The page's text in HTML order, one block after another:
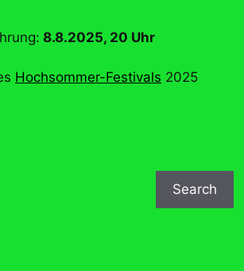
8.8.2025, 20 Uhr
Hochsommer-Festivals 2025
Search